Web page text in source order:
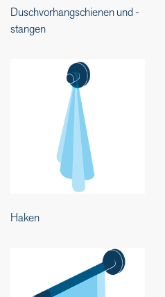
Duschvorhangschienen und -
stangen
Haken